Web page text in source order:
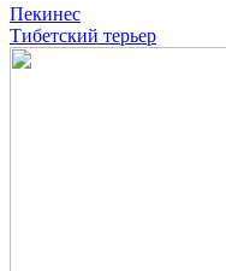
Навигация
по
Пекинес
Тибетский терьер